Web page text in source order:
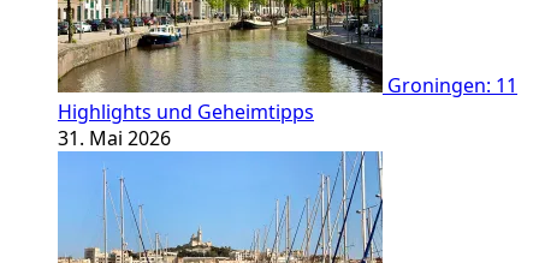
Groningen: 11
Highlights und Geheimtipps
31. Mai 2026